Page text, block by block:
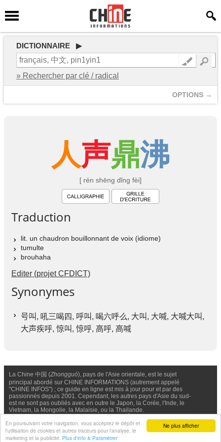
Ne plus afficher
En poursuivant votre navigation, vous acceptez le dépôt et
l'utilisation de cookies et autres traceurs pour l'analyse, le
marketing et la publicité. Plus d'info & Paramétrer
DICTIONNAIRE ▶
» Rechercher par clé / radical
OPTIONS →
人声鼎沸
[ rén shēng dǐng fèi]
Traduction
lit. un chaudron bouillonnant de voix (idiome)
tumulte
brouhaha
Editer (projet CFDICT)
Synonymes
号叫 , 吼三喝四, 呼叫 , 喝六呼么, 大叫 , 大喊, 大喊大叫 ,
大声疾呼, 惊叫 , 惊呼, 高呼, 高喊
La Chine 中国 (Zhongguó), pays de l'Asie orientale, est le sujet
principal abordé sur CHINE INFORMATIONS (autrement appelé
"CHINE INFOS") ; ce guide en ligne est mis à jour pour et par des
passionnés depuis 2001. Cependant, les autres pays d'Asie du sud-
est ne sont pas oubliés avec en outre le Japon, la Corée, l'Inde, le
Vietnam, la Mongolie, la Malaisie, ou la Thailande.
© Chine Informations, 2026 - Tous droits réservés (depuis 2001)